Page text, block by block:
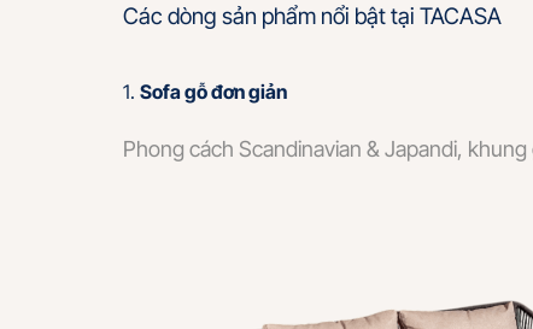
Các dòng sản phẩm nổi bật tại TACASA
1. Sofa gỗ đơn giản
Phong cách Scandinavian & Japandi,